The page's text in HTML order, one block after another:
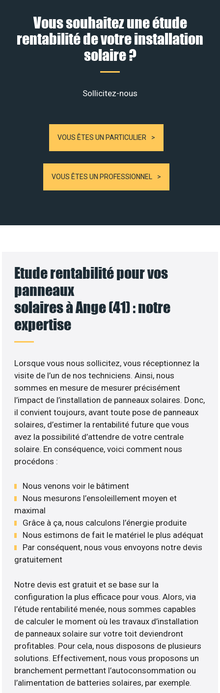
Vous souhaitez une étude
rentabilité de votre installation
solaire ?
Sollicitez-nous
VOUS ÊTES UN PARTICULIER
VOUS ÊTES UN PROFESSIONNEL
Etude rentabilité pour vos
panneaux
solaires à Ange (41) : notre
expertise
Lorsque vous nous sollicitez, vous réceptionnez la
visite de l’un de nos techniciens. Ainsi, nous
sommes en mesure de mesurer précisément
l’impact de l’installation de panneaux solaires. Donc,
il convient toujours, avant toute pose de panneaux
solaires, d’estimer la rentabilité future que vous
avez la possibilité d’attendre de votre centrale
solaire. En conséquence, voici comment nous
procédons :
Nous venons voir le bâtiment
Nous mesurons l’ensoleillement moyen et
maximal
Grâce à ça, nous calculons l’énergie produite
Nous estimons de fait le matériel le plus adéquat
Par conséquent, nous vous envoyons notre devis
gratuitement
Notre devis est gratuit et se base sur la
configuration la plus efficace pour vous. Alors, via
l’étude rentabilité menée, nous sommes capables
de calculer le moment où les travaux d’installation
de panneaux solaire sur votre toit deviendront
profitables. Pour cela, nous disposons de plusieurs
solutions. Effectivement, nous vous proposons un
branchement permettant l’autoconsommation ou
l’alimentation de batteries solaires, par exemple.